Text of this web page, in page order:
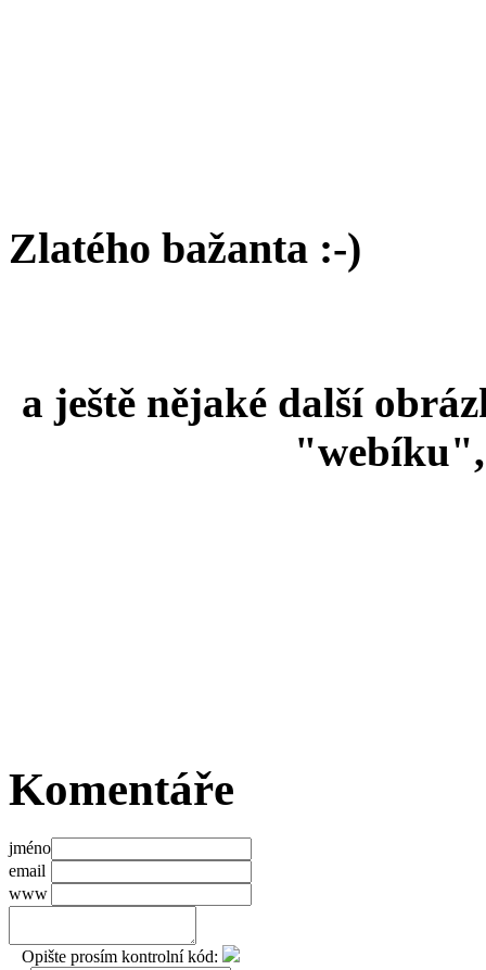
Zlatého bažanta :-)
a ještě nějaké další
"webíku",
Komentáře
jméno
email
www
Opište prosím kontrolní kód: